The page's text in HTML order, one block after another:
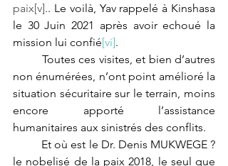
paix[v].. Le voilà, Yav rappelé à Kinshasa
le 30 Juin 2021 après avoir echoué la
mission lui confié[vi].
Toutes ces visites, et bien d’autres
non énumérées, n’ont point amélioré la
situation sécuritaire sur le terrain, moins
encore apporté l’assistance
humanitaires aux sinistrés des conflits.
le nobelisé de la paix 2018, le seul que